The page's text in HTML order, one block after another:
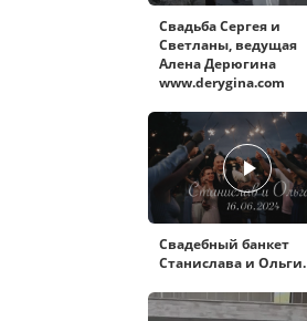
Свадьба Сергея и
Светланы, ведущая
Алена Дерюгина
www.derygina.com
Свадебный банкет
Станислава и Ольги.